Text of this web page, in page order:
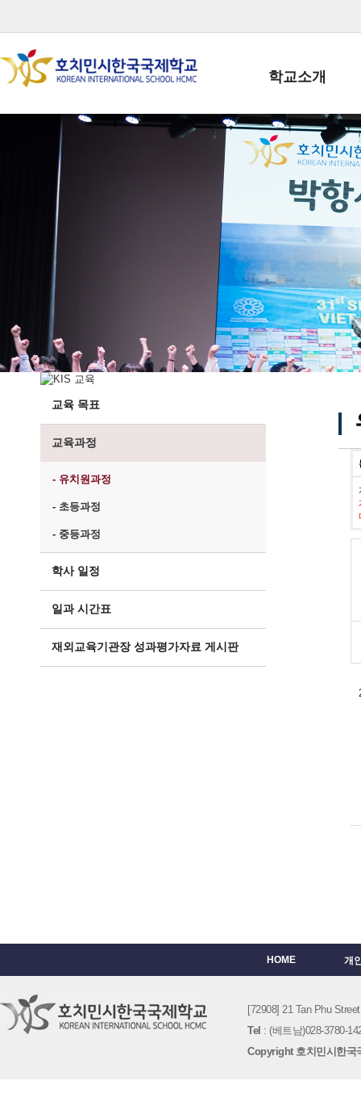
학교소개
학교장인사말
학생회장인사말
학교상징
학교 CI
교직원현황
학생현황
위치/전화
전경사진
교육 목표
교육과정
- 유치원과정
- 초등과정
- 중등과정
학사 일정
일과 시간표
재외교육기관장 성과평가자료 게시판
HOME 개
[72908] 21 Tan Phu
Tel : (베트남)028-3780-
Copyright 호치민시한국